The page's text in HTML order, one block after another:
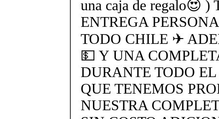
una caja de regalo😍 )
ENTREGA
TODO CHILE ✈
💵 Y UNA
DURANTE TODO EL
QUE TENEMOS
NUESTRA